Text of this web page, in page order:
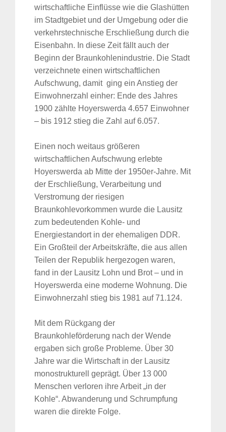
wirtschaftliche Einflüsse wie die Glashütten
im Stadtgebiet und der Umgebung oder die
verkehrstechnische Erschließung durch die
Eisenbahn. In diese Zeit fällt auch der
Beginn der Braunkohlenindustrie. Die Stadt
verzeichnete einen wirtschaftlichen
Aufschwung, damit ging ein Anstieg der
Einwohnerzahl einher: Ende des Jahres
1900 zählte Hoyerswerda 4.657 Einwohner
– bis 1912 stieg die Zahl auf 6.057.
Einen noch weitaus größeren
wirtschaftlichen Aufschwung erlebte
Hoyerswerda ab Mitte der 1950er-Jahre. Mit
der Erschließung, Verarbeitung und
Verstromung der riesigen
Braunkohlevorkommen wurde die Lausitz
zum bedeutenden Kohle- und
Energiestandort in der ehemaligen DDR.
Ein Großteil der Arbeitskräfte, die aus allen
Teilen der Republik hergezogen waren,
fand in der Lausitz Lohn und Brot – und in
Hoyerswerda eine moderne Wohnung. Die
Einwohnerzahl stieg bis 1981 auf 71.124.
Mit dem Rückgang der
Braunkohleförderung nach der Wende
ergaben sich große Probleme. Über 30
Jahre war die Wirtschaft in der Lausitz
monostrukturell geprägt. Über 13 000
Menschen verloren ihre Arbeit „in der
Kohle“. Abwanderung und Schrumpfung
waren die direkte Folge.